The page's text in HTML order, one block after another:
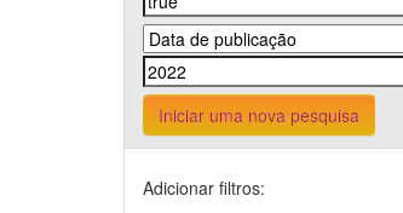
Iniciar uma nova pesquisa
Adicionar filtros: